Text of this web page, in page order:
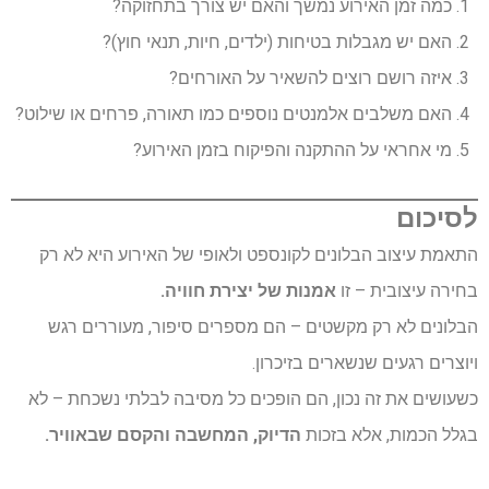
כמה זמן האירוע נמשך והאם יש צורך בתחזוקה?
האם יש מגבלות בטיחות (ילדים, חיות, תנאי חוץ)?
איזה רושם רוצים להשאיר על האורחים?
האם משלבים אלמנטים נוספים כמו תאורה, פרחים או שילוט?
מי אחראי על ההתקנה והפיקוח בזמן האירוע?
לסיכום
התאמת עיצוב הבלונים לקונספט ולאופי של האירוע היא לא רק
בחירה עיצובית – זו אמנות של יצירת חוויה.
הבלונים לא רק מקשטים – הם מספרים סיפור, מעוררים רגש
ויוצרים רגעים שנשארים בזיכרון.
כשעושים את זה נכון, הם הופכים כל מסיבה לבלתי נשכחת – לא
בגלל הכמות, אלא בזכות הדיוק, המחשבה והקסם שבאוויר.